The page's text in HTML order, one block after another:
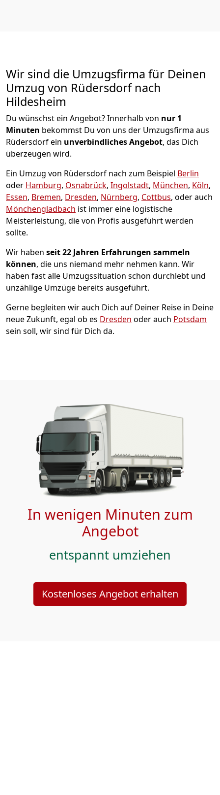
Wir sind die Umzugsfirma für Deinen
Umzug von Rüdersdorf nach
Hildesheim
Du wünschst ein Angebot? Innerhalb von nur 1
Minuten bekommst Du von uns der Umzugsfirma aus
Rüdersdorf ein unverbindliches Angebot, das Dich
überzeugen wird.
Ein Umzug von Rüdersdorf nach zum Beispiel Berlin
oder Hamburg, Osnabrück, Ingolstadt, München, Köln,
Essen, Bremen, Dresden, Nürnberg, Cottbus, oder auch
Mönchen­gladbach ist immer eine logistische
Meisterleistung, die von Profis ausgeführt werden
sollte.
Wir haben seit22 Jahren Erfahrungen sammeln
können, die uns niemand mehr nehmen kann. Wir
haben fast alle Umzugssituation schon durchlebt und
unzählige Umzüge bereits ausgeführt.
Gerne begleiten wir auch Dich auf Deiner Reise in Deine
neue Zukunft, egal ob es Dresden oder auch Potsdam
sein soll, wir sind für Dich da.
In wenigen Minuten zum
Angebot
entspannt umziehen
Kostenloses Angebot erhalten